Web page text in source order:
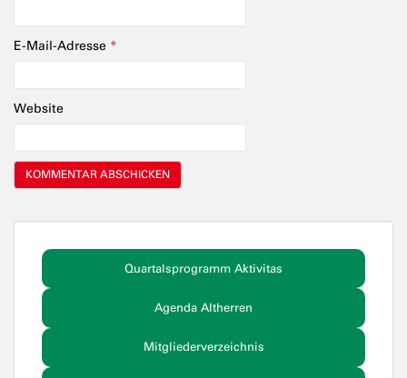
E-Mail-Adresse *
Website
Quartalsprogramm Aktivitas
Agenda Altherren
Mitgliederverzeichnis